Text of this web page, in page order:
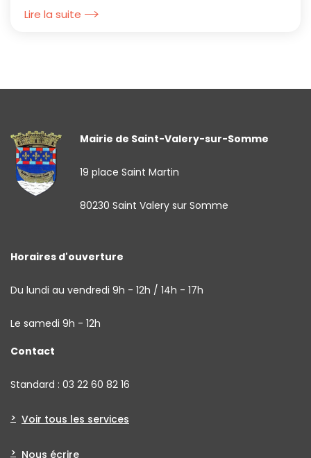
Lire la suite
Mairie de Saint-Valery-sur-Somme
19 place Saint Martin
80230 Saint Valery sur Somme
Horaires d'ouverture
Du lundi au vendredi 9h - 12h / 14h - 17h
Le samedi 9h - 12h
Contact
Standard : 03 22 60 82 16
Voir tous les services
Nous écrire